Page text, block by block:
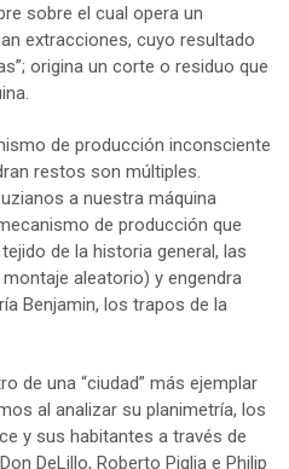
sobre el cual opera un
extracciones, cuyo resultado
origina un corte o residuo que
de producción inconsciente
restos son múltiples.
a nuestra máquina
de producción que
de la historia general, las
aleatorio) y engendra
Benjamin, los trapos de la
de una “ciudad” más ejemplar
al analizar su planimetría, los
y sus habitantes a través de
DeLillo, Roberto Piglia e Philip